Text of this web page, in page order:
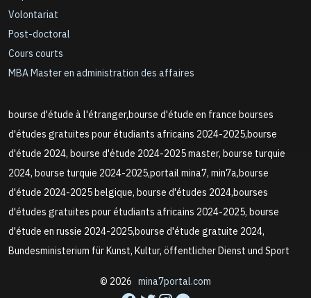
Volontariat
Post-doctoral
Cours courts
MBA Master en administration des affaires
bourse d'étude à l'étranger,bourse d'étude en france bourses
d'études gratuites pour étudiants africains 2024-2025,bourse
d'étude 2024, bourse d'étude 2024-2025 master, bourse turquie
2024, bourse turquie 2024-2025,portail mina7, min7a,bourse
d'étude 2024-2025 belgique, bourse d'études 2024,bourses
d'études gratuites pour étudiants africains 2024-2025, bourse
d'étude en russie 2024-2025,bourse d'étude gratuite 2024,
Bundesministerium für Kunst, Kultur, öffentlicher Dienst und Sport
© 2026 mina7portal.com